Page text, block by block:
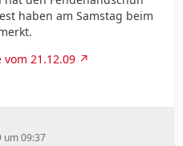
haben am Samstag beim
21.12.09
um 09:37